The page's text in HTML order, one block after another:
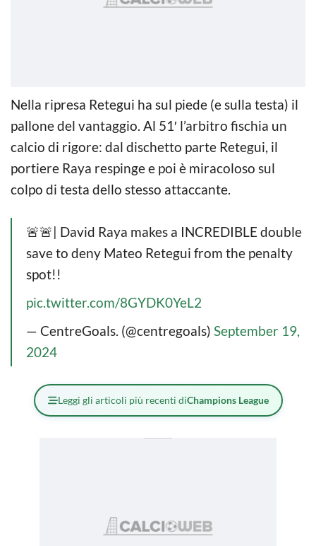
Nella ripresa Retegui ha sul piede (e sulla testa) il
pallone del vantaggio. Al 51′ l’arbitro fischia un
calcio di rigore: dal dischetto parte Retegui, il
portiere Raya respinge e poi è miracoloso sul
colpo di testa dello stesso attaccante.
🚨🚨| David Raya makes a INCREDIBLE double
save to deny Mateo Retegui from the penalty
spot!!
pic.twitter.com/8GYDK0YeL2
— CentreGoals. (@centregoals) September 19,
2024
Leggi gli articoli più recenti diChampions League